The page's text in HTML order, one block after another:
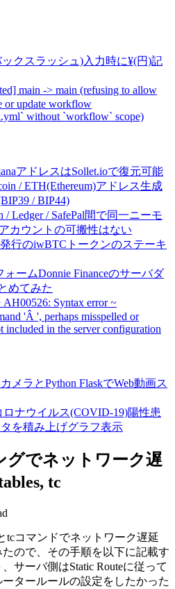
ックスラッシュ)入力時に¥(円)記
main -> main (refusing to allow
or update workflow
without `workflow` scope)
アドレスはSollet.ioで復元可能
/ ETH(Ethereum)アドレス生成
/ BIP44)
/ Ledger / SafePal間で同一ニーモ
カウントの可搬性はない
発行のiwBTCトークンのステーキ
ームDonnie Financeのサーバダ
めてみた
Syntax error ~
'Â ', perhaps misspelled or
included in the server configuration
メラとPython FlaskでWeb動画ス
ロナウイルス(COVID-19)陽性患
を積み上げグラフ表示
グでネットワーク遅
tc
tcコマンドでネットワーク遅延
ので、その手順を以下に記載す
サーバ側はStatic Routeに従って
タールールの設定をしたかった